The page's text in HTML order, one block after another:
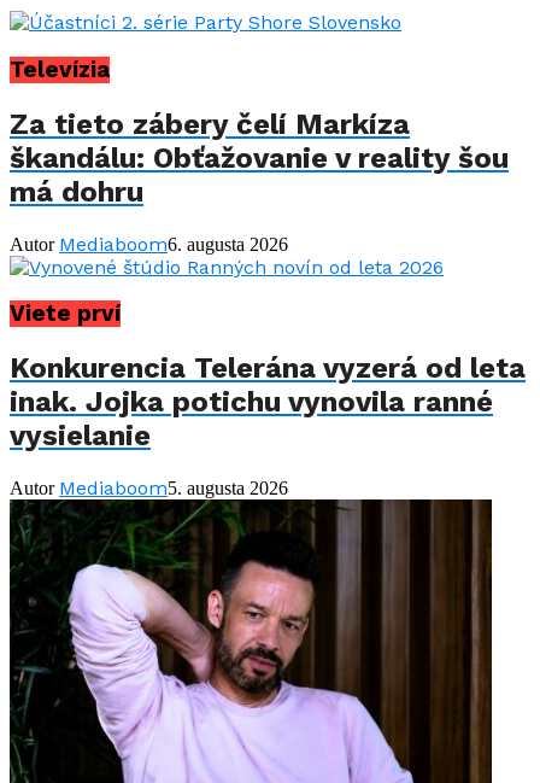
Televízia
Za tieto zábery čelí Markíza
škandálu: Obťažovanie v reality šou
má dohru
Autor Mediaboom6. augusta 2026
Viete prví
Konkurencia Telerána vyzerá od leta
inak. Jojka potichu vynovila ranné
vysielanie
Autor Mediaboom5. augusta 2026